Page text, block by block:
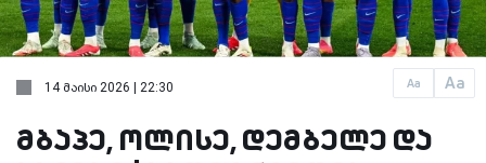
Aa Aa
14 მაისი 2026 | 22:30
მბაპე, ოლისე, დემბელე და